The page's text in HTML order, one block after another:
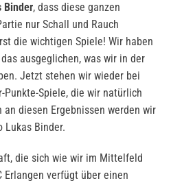
Binder, dass diese ganzen
nur Schall und Rauch
die wichtigen Spiele! Wir haben
ausgeglichen, was wir in der
Jetzt stehen wir wieder bei
Spiele, die wir natürlich
diesen Ergebnissen werden wir
Lukas Binder.
die sich wie wir im Mittelfeld
Erlangen verfügt über einen